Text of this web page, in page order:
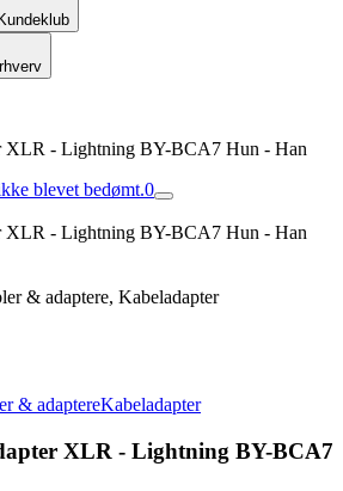
XLR - Lightning BY-BCA7 Hun - Han
blevet bedømt.0
XLR - Lightning BY-BCA7 Hun - Han
& adaptere, Kabeladapter
& adaptereKabeladapter
XLR - Lightning BY-BCA7